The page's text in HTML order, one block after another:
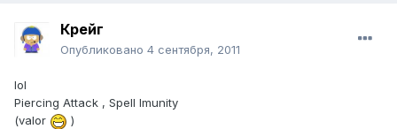
Крейг
Опубликовано 4 сентября, 2011
lol
Piercing Attack , Spell Imunity
(valor
)